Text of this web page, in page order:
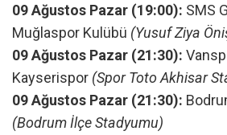
09 Ağustos Pazar (19:00): SMS
Muğlaspor Kulübü (Yusuf Ziya
09 Ağustos Pazar (21:30):
Kayserispor (Spor Toto Akhisar
09 Ağustos Pazar (21:30):
(Bodrum İlçe Stadyumu)